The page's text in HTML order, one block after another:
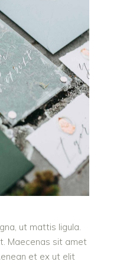
ut mattis ligula.
Maecenas sit amet
et ex ut elit